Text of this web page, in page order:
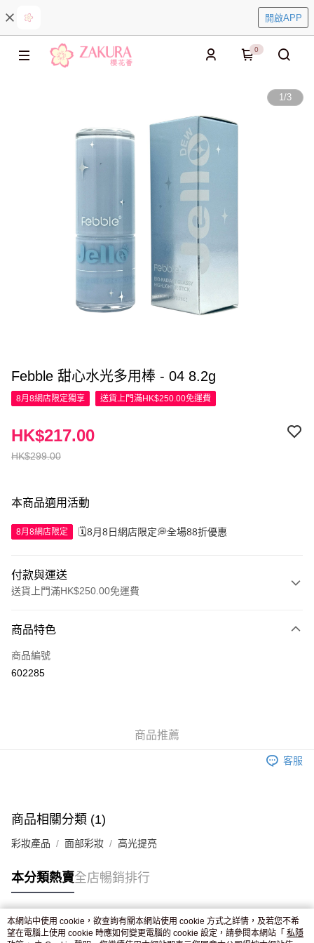
開啟APP
0
1/3
Febble 甜心水光多用棒 - 04 8.2g
8月8網店限定獨享 送貨上門滿HK$250.00免運費
HK$299.00
HK$217.00
本商品適用活動
8月8網店限定 🗓️8月8日網店限定💭全場88折優惠
付款與運送
送貨上門滿HK$250.00免運費
信用卡
Apple Pay
付款後門市自取，訂單確認後2-4個工作天到店，7天內取。逾期後
商品特色
商品編號
602285
商品推薦
客服
商品相關分類 (1)
彩妝產品 面部彩妝 高光提亮
本分類熱賣全店暢銷排行
熱門標籤
本網站中使用 cookie，欲查詢有關本網站使用 cookie 方式之詳情，及若您不希
望在電腦上使用 cookie 時應如何變更電腦的 cookie 設定，請參閱本網站「 私隱